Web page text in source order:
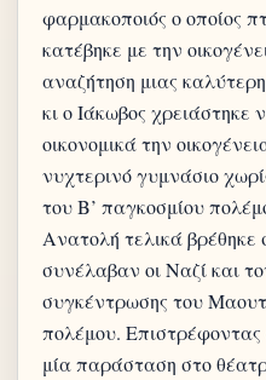
φαρμακοποιός ο οποίος
κατέβηκε με την
αναζήτηση μιας
κι ο Ιάκωβος χρειάστηκε
οικονομικά την
νυχτερινό γυμνάσιο
του Β’ παγκοσμίου
Ανατολή τελικά
συνέλαβαν οι Ναζί και
συγκέντρωσης του
πολέμου.
μία παράσταση στο